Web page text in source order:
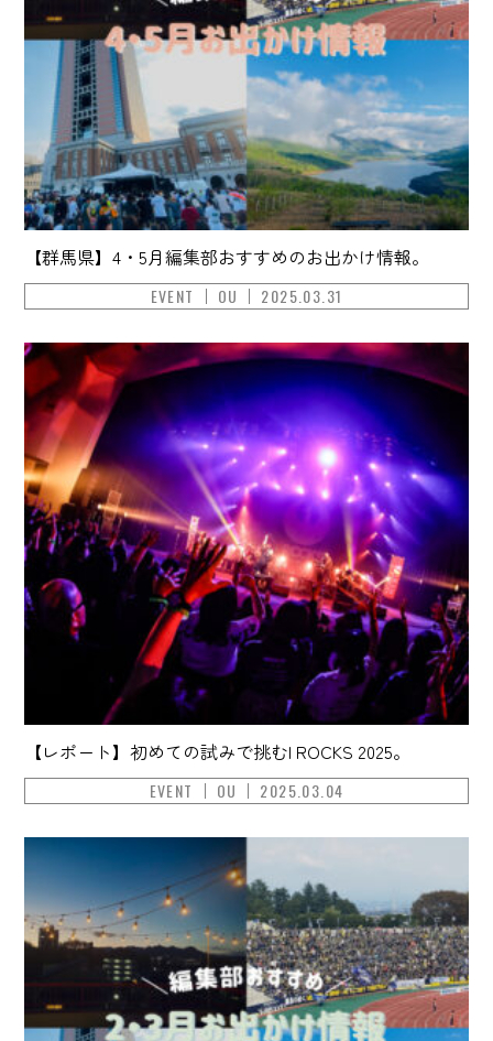
【群馬県】4・5月編集部おすすめのお出かけ情報。
EVENT OU 2025.03.31
【レポート】初めての試みで挑むI ROCKS 2025。
EVENT OU 2025.03.04